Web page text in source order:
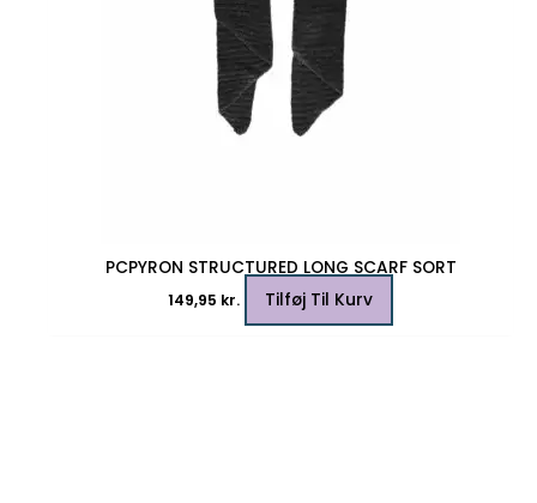
PCPYRON STRUCTURED LONG SCARF SORT
149,95 kr. Tilføj Til Kurv